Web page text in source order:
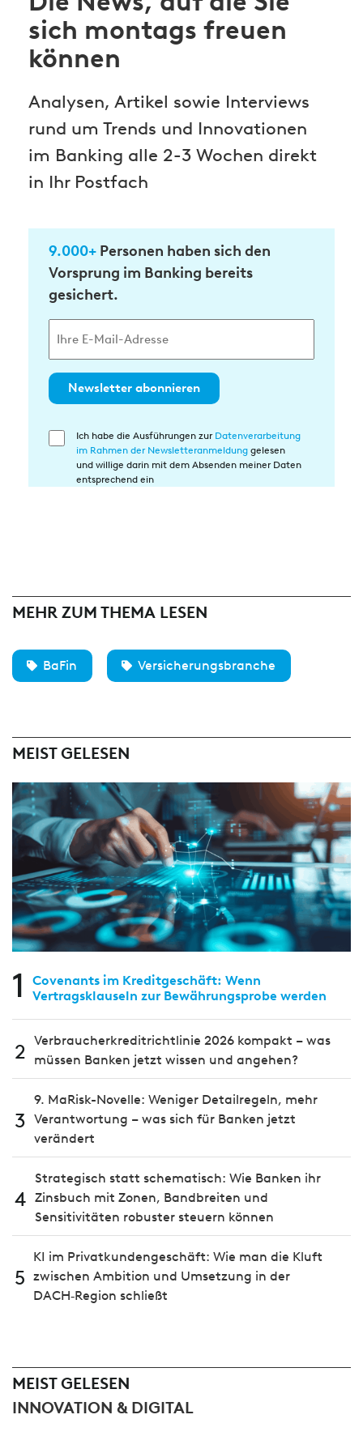
sich montags freuen
können
Analysen, Artikel sowie Interviews
rund um Trends und Innovationen
im Banking alle 2-3 Wochen direkt
in Ihr Postfach
9.000+ Personen haben sich den
Vorsprung im Banking bereits
gesichert.
Newsletter abonnieren
Einwilligung
Ich habe die Ausführungen zur Datenverarbeitung
im Rahmen der Newsletteranmeldung gelesen
und willige darin mit dem Absenden meiner Daten
entsprechend ein
MEHR ZUM THEMA LESEN
BaFin Versicherungsbranche
MEIST GELESEN
1
Covenants im Kreditgeschäft: Wenn
Vertragsklauseln zur Bewährungsprobe werden
2 Verbraucherkreditrichtlinie 2026 kompakt – was
müssen Banken jetzt wissen und angehen?
3
9. MaRisk-Novelle: Weniger Detailregeln, mehr
Verantwortung – was sich für Banken jetzt
verändert
4
Strategisch statt schematisch: Wie Banken ihr
Zinsbuch mit Zonen, Bandbreiten und
Sensitivitäten robuster steuern können
5
KI im Privatkundengeschäft: Wie man die Kluft
zwischen Ambition und Umsetzung in der
DACH‑Region schließt
MEIST GELESEN
INNOVATION & DIGITAL